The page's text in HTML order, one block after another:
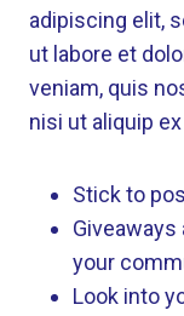
adipiscing elit,
ut labore et
veniam, quis
nisi ut aliquip
Stick to
Giveaways
your
Look into